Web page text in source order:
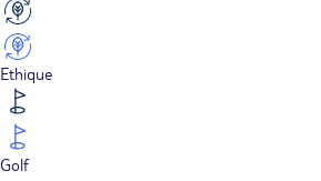
Ethique
Golf